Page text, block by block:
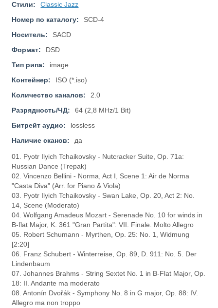
Стили:
Classic Jazz
Номер по каталогу:
SCD-4
Носитель:
SACD
Формат:
DSD
Тип рипа:
image
Контейнер:
ISO (*.iso)
Количество каналов:
2.0
Разрядность/ЧД:
64 (2,8 MHz/1 Bit)
Битрейт аудио:
lossless
Наличие сканов:
да
01. Pyotr Ilyich Tchaikovsky - Nutcracker Suite, Op. 71a:
Russian Dance (Trepak)
02. Vincenzo Bellini - Norma, Act I, Scene 1: Air de Norma
"Casta Diva" (Arr. for Piano & Viola)
03. Pyotr Ilyich Tchaikovsky - Swan Lake, Op. 20, Act 2: No.
14, Scene (Moderato)
04. Wolfgang Amadeus Mozart - Serenade No. 10 for winds in
B-flat Major, K. 361 "Gran Partita": VII. Finale. Molto Allegro
05. Robert Schumann - Myrthen, Op. 25: No. 1, Widmung
[2:20]
06. Franz Schubert - Winterreise, Op. 89, D. 911: No. 5. Der
Lindenbaum
07. Johannes Brahms - String Sextet No. 1 in B-Flat Major, Op.
18: II. Andante ma moderato
08. Antonín Dvořák - Symphony No. 8 in G major, Op. 88: IV.
Allegro ma non troppo